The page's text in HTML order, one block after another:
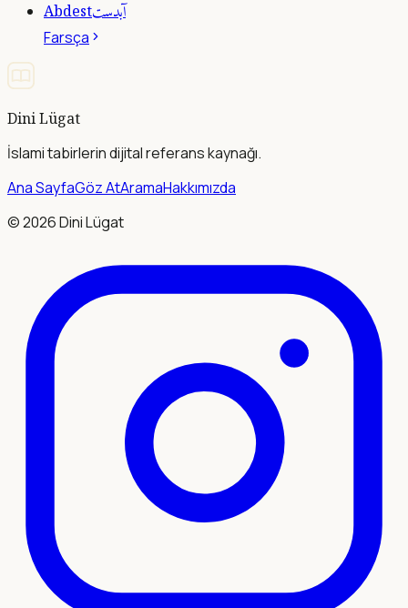
Abdestآبدست
Farsça
Dini Lügat
İslami tabirlerin dijital referans kaynağı.
Ana SayfaGöz AtAramaHakkımızda
©2026Dini Lügat